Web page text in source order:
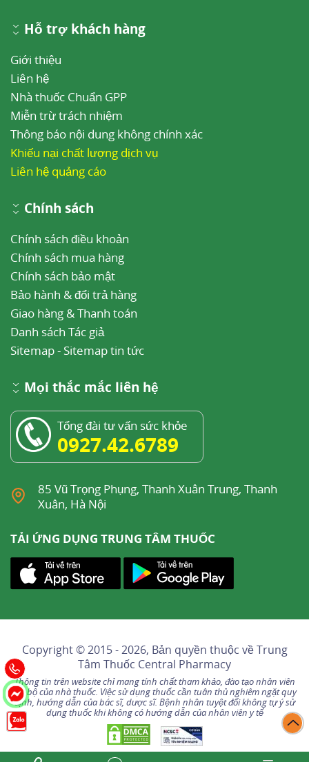
Hỗ trợ khách hàng
Giới thiệu
Liên hệ
Nhà thuốc Chuẩn GPP
Miễn trừ trách nhiệm
Thông báo nội dung không chính xác
Khiếu nại chất lượng dịch vụ
Liên hệ quảng cáo
Chính sách
Chính sách điều khoản
Chính sách mua hàng
Chính sách bảo mật
Bảo hành & đổi trả hàng
Giao hàng & Thanh toán
Danh sách Tác giả
Sitemap- Sitemap tin tức
Mọi thắc mắc liên hệ
Tổng đài tư vấn sức khỏe
0927.42.6789
85 Vũ Trọng Phụng, Thanh Xuân Trung, Thanh
Xuân, Hà Nội
TẢI ỨNG DỤNG TRUNG TÂM THUỐC
Copyright © 2015 - 2026, Bản quyền thuộc vềTrung
Tâm Thuốc Central Pharmacy
Thông tin trên website chỉ mang tính chất tham khảo, đào tạo nhân viên
nội bộ của nhà thuốc. Việc sử dụng thuốc cần tuân thủ nghiêm ngặt quy
định, hướng dẫn của bác sĩ, dược sĩ. Bệnh nhân tuyệt đối không tự ý sử
dụng thuốc khi không có hướng dẫn của nhân viên y tế